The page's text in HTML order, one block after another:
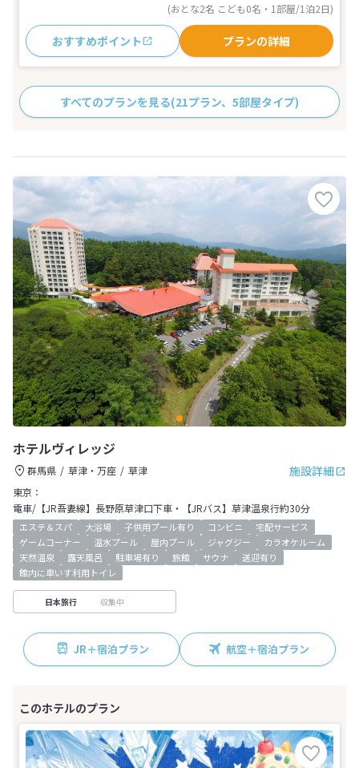
(おとな2名 こども0名・1部屋/1泊2日)
おすすめポイント プランの詳細
すべてのプランを見る(21プラン、5部屋タイプ)
ホテルヴィレッジ
施設詳細
群馬県 草津・万座
草津
東京：
電車/【JR吾妻線】長野原草津口下車・【JRバス】草津温泉行約30分
エステ＆スパ 大浴場 子供用プール有り コンビニ
宅配サービス
ゲームコーナー
温水プール 屋内プール ジャグジー
カラオケルーム
天然温泉
露天風呂 駐車場有り 旅館 サウナ
送迎有り
館内に車いす利用トイレ
日本旅行 収集中
JR＋宿泊プラン 航空＋宿泊プラン